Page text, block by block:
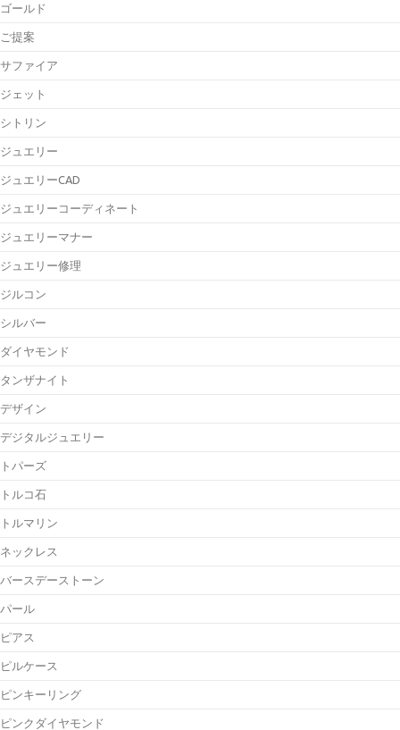
ゴールド
ご提案
サファイア
ジェット
シトリン
ジュエリー
ジュエリーCAD
ジュエリーコーディネート
ジュエリーマナー
ジュエリー修理
ジルコン
シルバー
ダイヤモンド
タンザナイト
デザイン
デジタルジュエリー
トパーズ
トルコ石
トルマリン
ネックレス
バースデーストーン
パール
ピアス
ピルケース
ピンキーリング
ピンクダイヤモンド